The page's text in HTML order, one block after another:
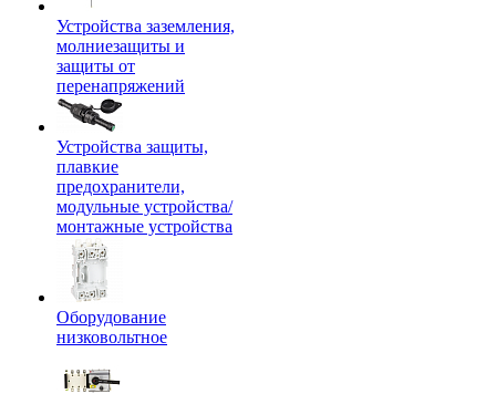
Устройства заземления,
молниезащиты и
защиты от
перенапряжений
Устройства защиты,
плавкие
предохранители,
модульные устройства/
монтажные устройства
Оборудование
низковольтное